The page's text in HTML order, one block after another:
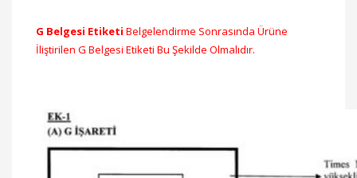
G Belgesi Etiketi Belgelendirme Sonrasında Ürüne
İliştirilen G Belgesi Etiketi Bu Şekilde Olmalıdır.